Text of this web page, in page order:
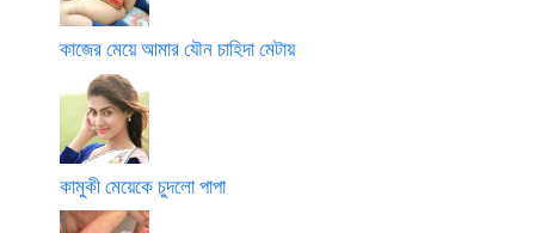
কাজের মেয়ে আমার যৌন চাহিদা মেটায়
কামুকী মেয়েকে চুদলো পাপা